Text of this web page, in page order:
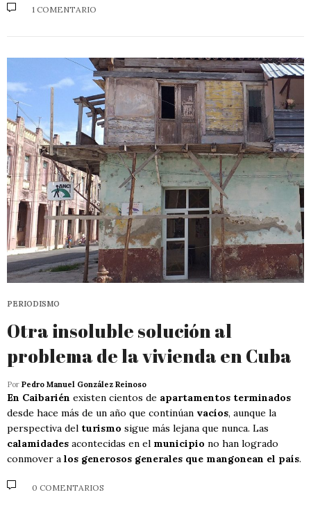
1 COMENTARIO
PERIODISMO
Otra insoluble solución al
problema de la vivienda en Cuba
Por Pedro Manuel González Reinoso
En Caibarién existen cientos de apartamentos terminados
desde hace más de un año que continúan vacíos, aunque la
perspectiva del turismo sigue más lejana que nunca. Las
calamidades acontecidas en el municipio no han logrado
conmover a los generosos generales que mangonean el país.
0 COMENTARIOS